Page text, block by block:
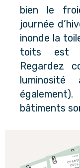
bien le
journée
inonde la
toits est
Regardez
bâtiments